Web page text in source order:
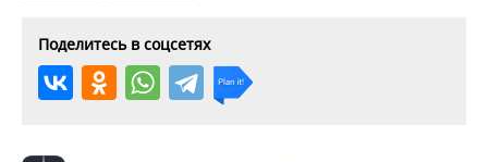
Поделитесь в соцсетях